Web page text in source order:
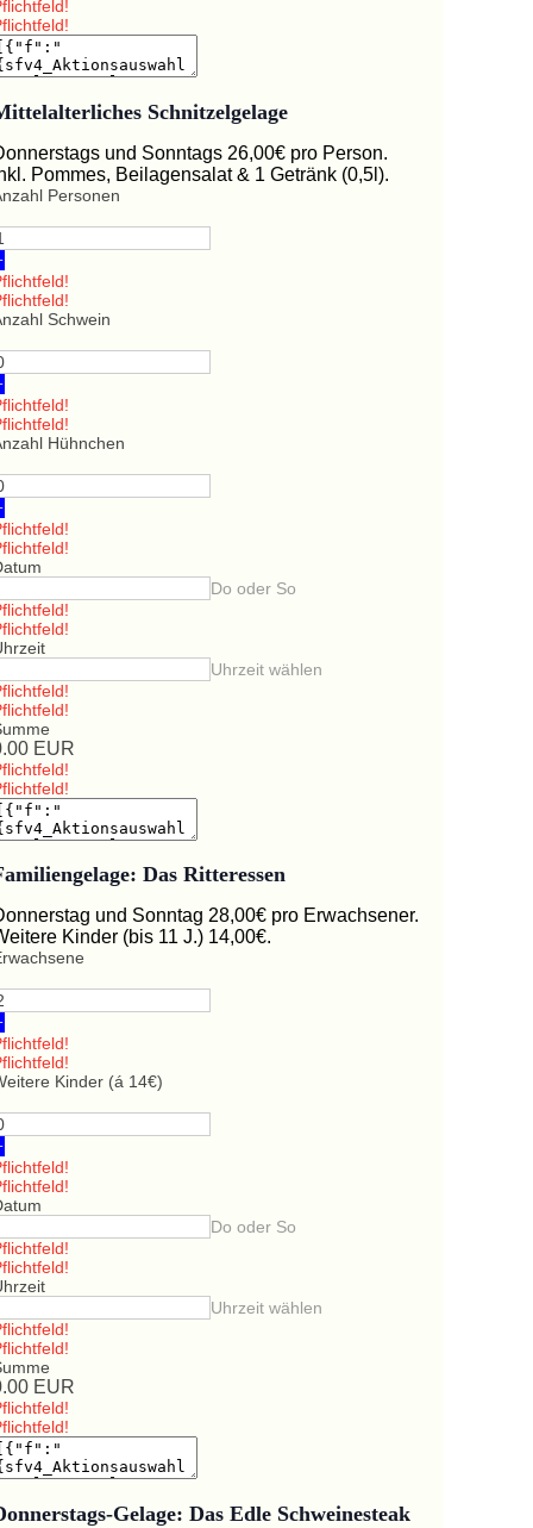
Schnitzelgelage
und Sonntags 26,00€ pro Person.
Pommes, Beilagensalat & 1 Getränk (0,5l).
Personen
Schwein
Hühnchen
Do oder So
Uhrzeit wählen
EUR
Das Ritteressen
und Sonntag 28,00€ pro Erwachsener.
Kinder (bis 11 J.) 14,00€.
Kinder (á 14€)
Do oder So
Uhrzeit wählen
EUR
Gelage: Das Edle Schweinesteak